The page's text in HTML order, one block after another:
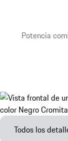
Potencia
Todos los